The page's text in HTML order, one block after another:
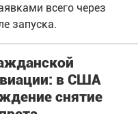
всего через
запуска.
в США
снятие